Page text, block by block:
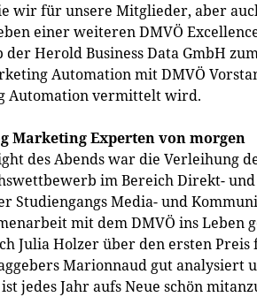
wir für unsere Mitglieder, aber
einer weiteren DMVÖ
der Herold Business Data GmbH
Automation mit DMVÖ
Automation vermittelt wird.
Marketing Experten von morgen
des Abends war die Verleihung
im Bereich Direkt-
Studiengangs Media- und
mit dem DMVÖ ins
Julia Holzer über den ersten
Marionnaud gut analysiert
ist jedes Jahr aufs Neue schön